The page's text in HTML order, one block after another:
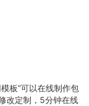
板”可以在线制作包
改定制，5分钟在线